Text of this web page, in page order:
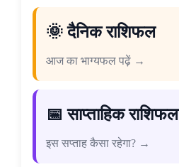
🌞 दैनिक राशिफल
आज का भाग्यफल पढ़ें →
📅 साप्ताहिक राशिफल
इस सप्ताह कैसा रहेगा? →